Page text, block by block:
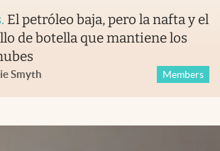
. El petróleo baja, pero la nafta y el
de botella que mantiene los
Smyth Members